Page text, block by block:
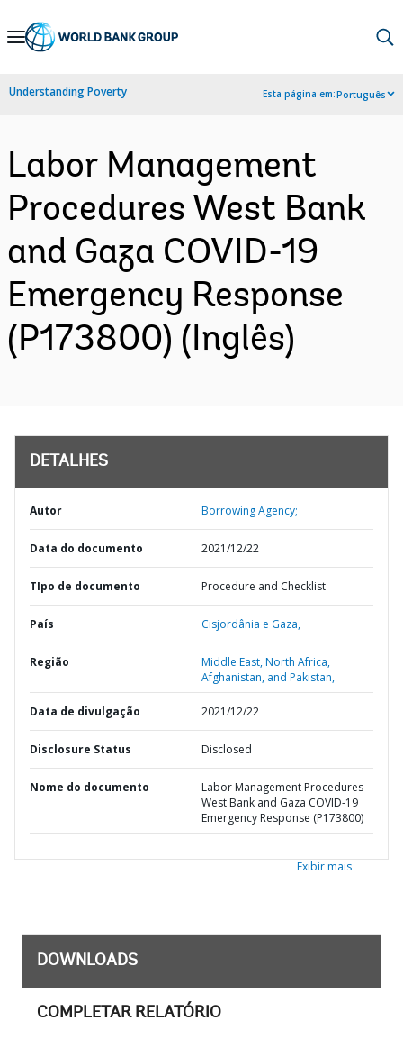
Skip
Navigation
Understanding Poverty Esta página em:Português
Labor Management
Procedures West Bank
and Gaza COVID-19
Emergency Response
(P173800) (Inglês)
DETALHES
Autor Borrowing Agency;
Data do documento 2021/12/22
TIpo de documento Procedure and Checklist
País Cisjordânia e Gaza,
Região
Middle East, North Africa,
Afghanistan, and Pakistan,
Data de divulgação 2021/12/22
Disclosure Status Disclosed
Nome do documento
Labor Management Procedures
West Bank and Gaza COVID-19
Emergency Response (P173800)
Exibir mais
DOWNLOADS
COMPLETAR RELATÓRIO